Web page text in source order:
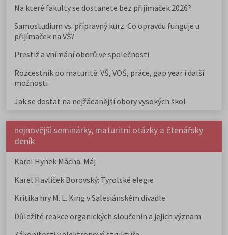
Na které fakulty se dostanete bez přijímaček 2026?
Samostudium vs. přípravný kurz: Co opravdu funguje u
přijímaček na VŠ?
Prestiž a vnímání oborů ve společnosti
Rozcestník po maturitě: VŠ, VOŠ, práce, gap year i další
možnosti
Jak se dostat na nejžádanější obory vysokých škol
nejnovější seminárky, maturitní otázky a čtenářsky
deník
Karel Hynek Mácha: Máj
Karel Havlíček Borovský: Tyrolské elegie
Kritika hry M. L. King v Salesiánském divadle
Důležité reakce organických sloučenin a jejich význam